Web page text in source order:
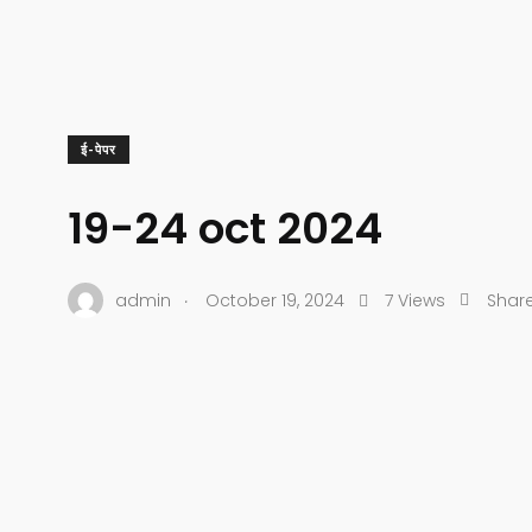
ई-पेपर
19-24 oct 2024
admin . October 19, 2024 7 Views